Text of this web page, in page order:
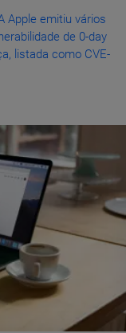
Apple emitiu vários
de 0-day
listada como CVE-